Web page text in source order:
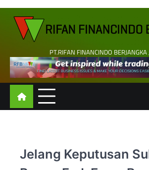
Skip
content
PT.RIFAN FINANCINDO BERJANGKA
Jelang Keputusan